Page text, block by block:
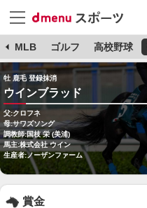
MLB ゴルフ 高校野球
牡 鹿毛 登録抹消
ウインブラッド
父:クロフネ
母:サワズソング
調教師:国枝 栄 (美浦)
馬主:株式会社 ウイン
生産者:ノーザンファーム
賞金